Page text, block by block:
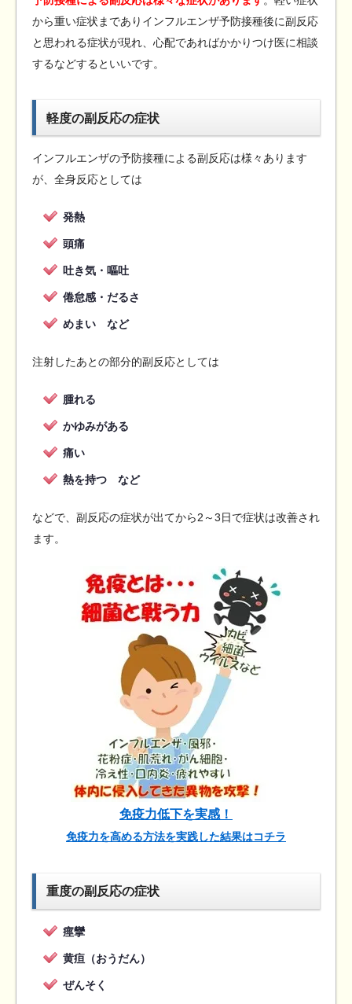
から重い症状までありインフルエンザ予防接種後に副反応
と思われる症状が現れ、心配であればかかりつけ医に相談
するなどするといいです。
軽度の副反応の症状
インフルエンザの予防接種による副反応は様々あります
が、全身反応としては
発熱
頭痛
吐き気・嘔吐
倦怠感・だるさ
めまい など
注射したあとの部分的副反応としては
腫れる
かゆみがある
痛い
熱を持つ など
などで、副反応の症状が出てから2～3日で症状は改善され
ます。
免疫力低下を実感！
免疫力を高める方法を実践した結果はコチラ
重度の副反応の症状
痙攣
黄疸（おうだん）
ぜんそく